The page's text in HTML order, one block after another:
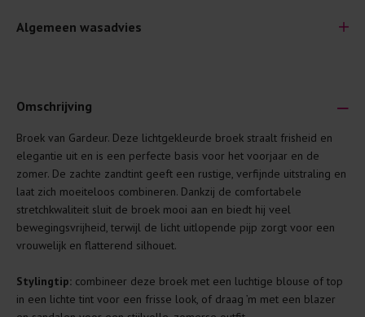
Algemeen wasadvies
Je wilt natuurlijk lang plezier hebben van je nieuwe kleding.
Daarom geven wij een aantal algemene was-tips:
Lees altijd eerst even het was-etiket.
Was kleding binnenste buiten. Dat beschermt de
buitenkant.
genoeg.
Was zo koud mogelijk. Op 20 of 30 graden wassen is vaak
Omschrijving
Broek van Gardeur. Deze lichtgekleurde broek straalt frisheid en
elegantie uit en is een perfecte basis voor het voorjaar en de
zomer. De zachte zandtint geeft een rustige, verfijnde uitstraling en
laat zich moeiteloos combineren. Dankzij de comfortabele
stretchkwaliteit sluit de broek mooi aan en biedt hij veel
bewegingsvrijheid, terwijl de licht uitlopende pijp zorgt voor een
vrouwelijk en flatterend silhouet.
Stylingtip: combineer deze broek met een luchtige blouse of top
in een lichte tint voor een frisse look, of draag ’m met een blazer